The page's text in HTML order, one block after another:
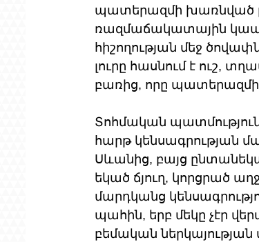
պատերազմի խառնված
ռազմաճակատային կապ,
հիշողության մեջ
լուրը հասնում է ուշ,
բառից, որը պատերազմի
Տոհմական
հարթ կենսագրության
Սևանից, բայց
եկած ճյուղ, կորցրած
մարդկանց
պահին, երբ մեկը չէր
բեմական ներկայության